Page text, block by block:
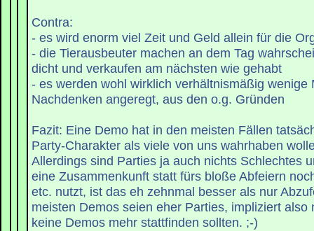
Contra:
- es wird enorm viel Zeit und Geld allein für die
- die Tierausbeuter machen an dem Tag
dicht und verkaufen am nächsten wie gehabt
- es werden wohl wirklich verhältnismäßig wenige
Nachdenken angeregt, aus den o.g. Gründen
Fazit: Eine Demo hat in den meisten Fällen
Party-Charakter als viele von uns wahrhaben
Allerdings sind Parties ja auch nichts Schlechtes
eine Zusammenkunft statt fürs bloße Abfeiern
etc. nutzt, ist das eh zehnmal besser als nur
meisten Demos seien eher Parties, impliziert also
keine Demos mehr stattfinden sollten. ;-)